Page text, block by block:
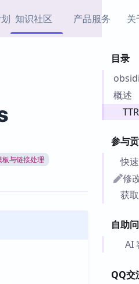
知识社区
者
链接Top5
产品服务
PKMer 出品的闪念笔记
插件
关
目录
概述
参与
快
修
获
自助
AI
QQ交
板与链接处理